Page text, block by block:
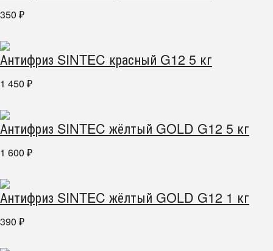
350 ₽
Антифриз SINTEC красный G12 5 кг
1 450 ₽
Антифриз SINTEC жёлтый GOLD G12 5 кг
1 600 ₽
Антифриз SINTEC жёлтый GOLD G12 1 кг
390 ₽